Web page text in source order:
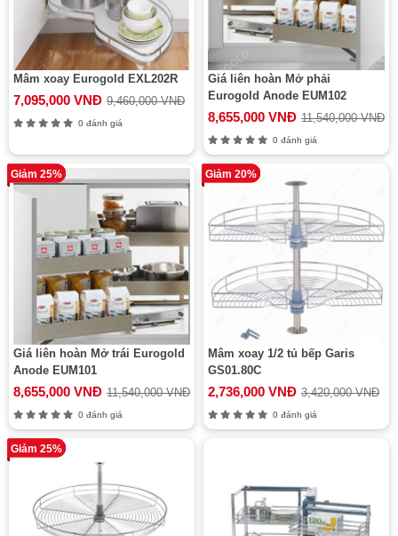
Mâm xoay Eurogold EXL202R
7,095,000 VNĐ 9,460,000 VNĐ
0 đánh giá
Giá liên hoàn Mở phải
Eurogold Anode EUM102
8,655,000 VNĐ 11,540,000 VNĐ
0 đánh giá
Giảm 25%
Giá liên hoàn Mở trái Eurogold
Anode EUM101
8,655,000 VNĐ 11,540,000 VNĐ
0 đánh giá
Giảm 20%
Mâm xoay 1/2 tủ bếp Garis
GS01.80C
2,736,000 VNĐ 3,420,000 VNĐ
0 đánh giá
Giảm 25%